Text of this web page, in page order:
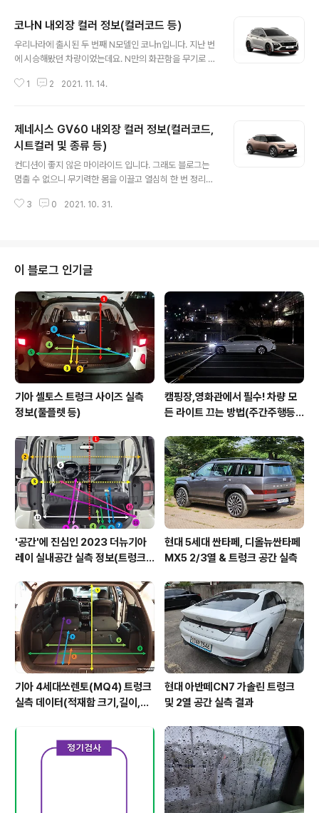
코나N 내외장 컬러 정보(컬러코드 등)
우리나라에 출시된 두 번째 N모델인 코나n입니다. 지난 번
에 시승해봤던 차량이었는데요. N만의 화끈함을 무기로 가
활에 편한 차량이 아닌가 싶은 차량이기도 합니다. 이번에
실제로 본 적은 아직 없는 것 같습니다. 코나n이 차라리 코
나 초기형 모델에서 디자인이 파생되었다면 더 많이 팔리
지 않았을까 싶기도 하고, 그냥 아반떼n을 위한 희생양이었
나 싶기도 하고 그렇습니다. 1. 코나n 인테리어 컬러 시트는
을 넣지 않으면 아래사진 좌측에 나와 있는 인조가죽 시트
1 2 2021. 11. 14.
제네시스 GV60 내외장 컬러 정보(컬러코드,
시트컬러 및 종류 등)
컨디션이 좋지 않은 마이라이드 입니다. 그래도 블로그는
멈출 수 없으니 무기력한 몸을 이끌고 열심히 한 번 정리해
준비되어 있고, 그동안 선보이지 않았던 독특한 컬러도 준
로 준비해봤으니 한 번 둘러보시고, 혹시나 실차 사진은 어
땠는지 궁금하신 분들은 gv60 실차 착석 후기 포스팅을
참고해주시면 좋겠습니다. 1. 제네시스 gv60 인테리어 종
류 및 컬러 외장 컬러와 같이 제네시스 브랜드답게 상당히
다양한 종류의 시트 컬러와 디자인 그리고 재질이 준비되
어 있습니다. 우선 크게 스탠다드..
3 0 2021. 10. 31.
이 블로그 인기글
기아 셀토스 트렁크 사이즈 실측
정보(풀플렛 등)
캠핑장,영화관에서 필수! 차량 모
든 라이트 끄는 방법(주간주행등D
'공간'에 진심인 2023 더뉴기아
레이 실내공간 실측 정보(트렁크,
현대 5세대 싼타페, 디올뉴싼타페
MX5 2/3열 & 트렁크 공간 실측
기아 4세대쏘렌토(MQ4) 트렁크
실측 데이터(적재함 크기,길이,높
현대 아반떼CN7 가솔린 트렁크
및 2열 공간 실측 결과